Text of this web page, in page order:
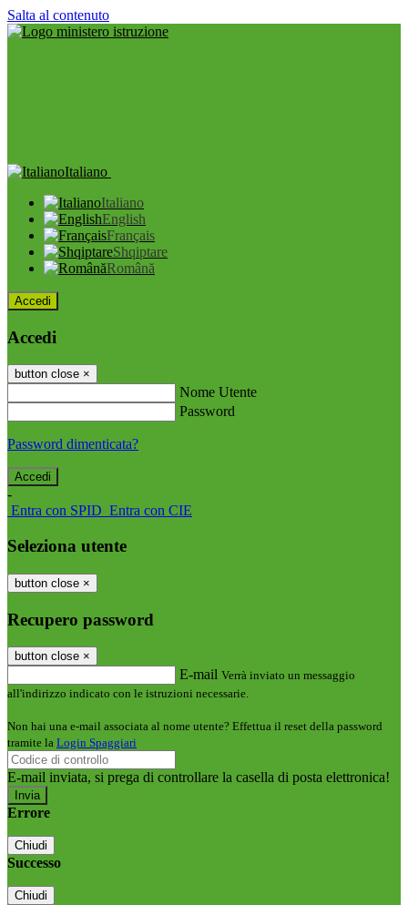
Salta al contenuto
Italiano
Italiano
English
Français
Shqiptare
Română
Accedi
Accedi
button close ×
Nome Utente
Password
Password dimenticata?
-
Entra con SPID Entra con CIE
Seleziona utente
button close ×
Recupero password
button close ×
E-mail Verrà inviato un messaggio
all'indirizzo indicato con le istruzioni necessarie.
Non hai una e-mail associata al nome utente? Effettua il reset della password
tramite la Login Spaggiari
E-mail inviata, si prega di controllare la casella di posta elettronica!
Errore
Chiudi
Successo
Chiudi